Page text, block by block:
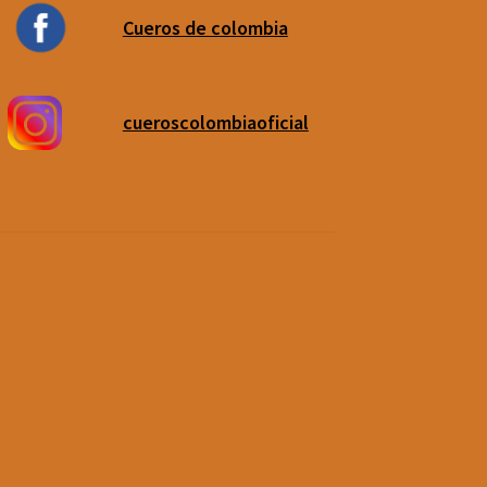
Cueros de colombia
cueroscolombiaoficial